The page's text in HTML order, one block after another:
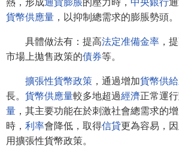
貨幣供應量 ，以抑制總需求的膨脹勢頭。
具體做法有：提高法定准備金率 ，
市場上拋售政策的債券等。
擴張性貨幣政策 ，通過增加貨幣供給
長。 貨幣供應量較多地超過經濟正常運
量 ，其主要功能在於刺激社會總需求的
時， 利率會降低，取得信貸更為容易，
用擴張性貨幣政策。